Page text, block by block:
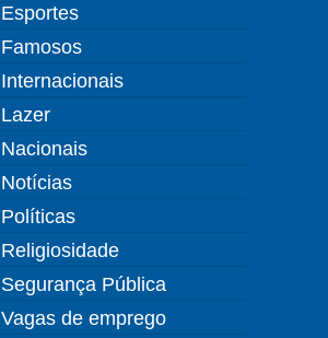
Esportes
Famosos
Internacionais
Lazer
Nacionais
Notícias
Políticas
Religiosidade
Segurança Pública
Vagas de emprego